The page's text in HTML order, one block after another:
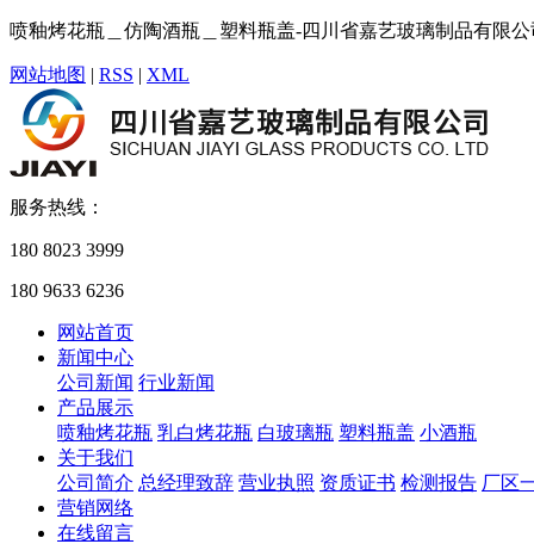
喷釉烤花瓶＿仿陶酒瓶＿塑料瓶盖-四川省嘉艺玻璃制品有限
网站地图 | RSS | XML
服务热线：
180 8023 3999
180 9633 6236
网站首页
新闻中心
公司新闻 行业新闻
产品展示
喷釉烤花瓶 乳白烤花瓶 白玻璃瓶 塑料瓶盖 小酒瓶
关于我们
公司简介 总经理致辞 营业执照 资质证书 检测报告 厂区
营销网络
在线留言